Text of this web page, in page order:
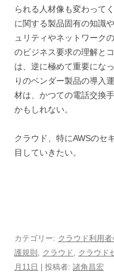
られる人材像も変わって
に関する製品固有の知識
ュリティやネットワーク
のビジネス要求の理解と
は、逆に極めて重要にな
りのベンダー製品の導入
材は、かつての電話交換
かもしれない。
クラウド、特にAWSのセ
目していきたい。
カテゴリー: クラウド利用者
護規則
クラウド クラウド
月11日 | 投稿者: 諸角昌宏